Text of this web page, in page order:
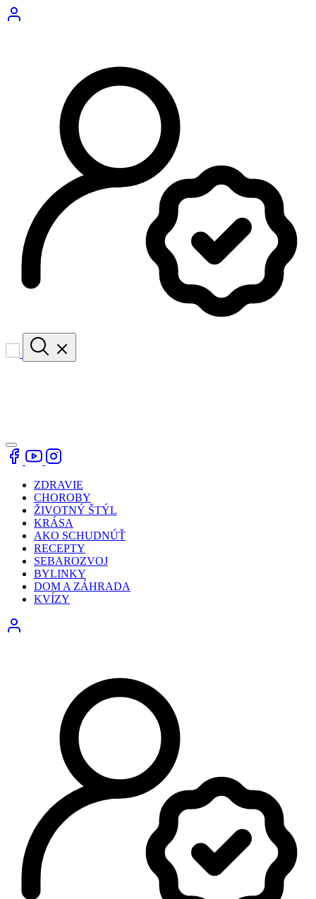
ZDRAVIE
CHOROBY
ŽIVOTNÝ ŠTÝL
KRÁSA
AKO SCHUDNÚŤ
RECEPTY
SEBAROZVOJ
BYLINKY
DOM A ZÁHRADA
KVÍZY